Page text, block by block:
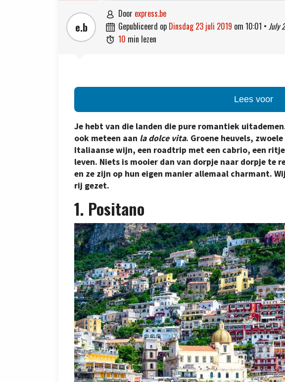
e.b
 door express.be
 gepubliceerd op dinsdag 23 juli 2019 om 10:01 • July
 10 min lezen
Lees voor
Je hebt van die landen die pure romantiek
ook meteen aan la dolce vita. Groene heuvels,
Italiaanse wijn, een roadtrip met een cabrio, een
leven. Niets is mooier dan van dorpje naar dorpje te
en ze zijn op hun eigen manier allemaal charmant.
rij gezet.
1. Positano